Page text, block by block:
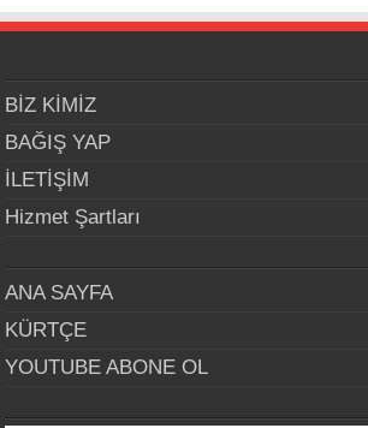
BİZ KİMİZ
BAĞIŞ YAP
İLETİŞİM
Hizmet Şartları
ANA SAYFA
KÜRTÇE
YOUTUBE ABONE OL